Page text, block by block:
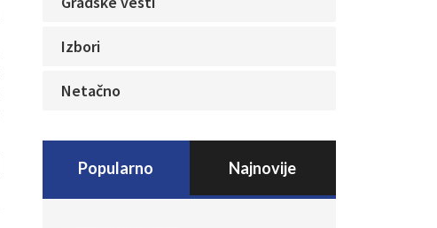
Izbori
Netačno
Popularno Najnovije